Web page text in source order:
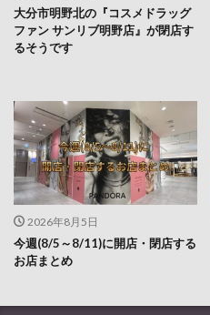
大分市明野北の『コスメドラッグ
ファン サンリブ明野店』が閉店す
るそうです
2026年8月5日
今週(8/5～8/11)に開店・閉店する
お店まとめ